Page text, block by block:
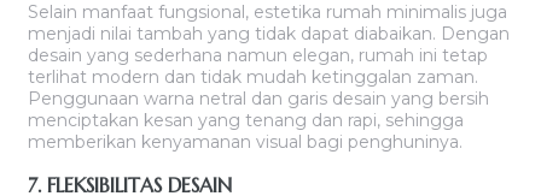
Selain manfaat fungsional, estetika rumah minimalis juga
menjadi nilai tambah yang tidak dapat diabaikan. Dengan
desain yang sederhana namun elegan, rumah ini tetap
terlihat modern dan tidak mudah ketinggalan zaman.
Penggunaan warna netral dan garis desain yang bersih
menciptakan kesan yang tenang dan rapi, sehingga
memberikan kenyamanan visual bagi penghuninya.
7. FLEKSIBILITAS DESAIN